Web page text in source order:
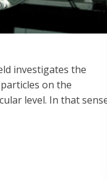
investigates the
on the
level. In that